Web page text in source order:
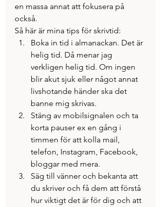
en massa annat att fokusera på
också.
Så här är mina tips för skrivtid:
Boka in tid i almanackan. Det är
helig tid. Då menar jag
verkligen helig tid. Om ingen
blir akut sjuk eller något annat
livshotande händer ska det
banne mig skrivas.
Stäng av mobilsignalen och ta
korta pauser ex en gång i
timmen för att kolla mail,
telefon, Instagram, Facebook,
bloggar med mera.
Säg till vänner och bekanta att
du skriver och få dem att förstå
hur viktigt det är för dig och att